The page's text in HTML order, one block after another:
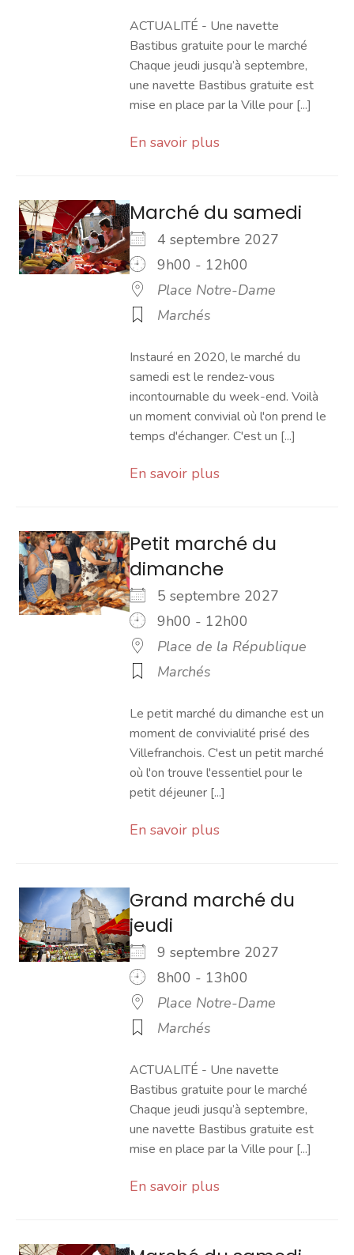
ACTUALITÉ - Une navette
Bastibus gratuite pour le marché
Chaque jeudi jusqu’à septembre,
une navette Bastibus gratuite est
mise en place par la Ville pour [...]
En savoir plus
Marché du samedi
4 septembre 2027
9h00 - 12h00
Place Notre-Dame
Marchés
Instauré en 2020, le marché du
samedi est le rendez-vous
incontournable du week-end. Voilà
un moment convivial où l'on prend le
temps d'échanger. C'est un [...]
En savoir plus
Petit marché du
dimanche
5 septembre 2027
9h00 - 12h00
Place de la République
Marchés
Le petit marché du dimanche est un
moment de convivialité prisé des
Villefranchois. C'est un petit marché
où l'on trouve l'essentiel pour le
petit déjeuner [...]
En savoir plus
Grand marché du
jeudi
9 septembre 2027
8h00 - 13h00
Place Notre-Dame
Marchés
ACTUALITÉ - Une navette
Bastibus gratuite pour le marché
Chaque jeudi jusqu’à septembre,
une navette Bastibus gratuite est
mise en place par la Ville pour [...]
En savoir plus